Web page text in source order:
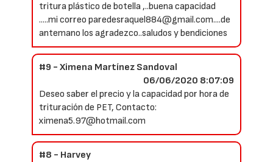
tritura plástico de botella ,..buena capacidad
.....mi correo paredesraquel884@gmail.com....de
antemano los agradezco..saludos y bendiciones
#9 - Ximena Martínez Sandoval
06/06/2020 8:07:09
Deseo saber el precio y la capacidad por hora de
trituración de PET, Contacto:
ximena5.97@hotmail.com
#8 - Harvey